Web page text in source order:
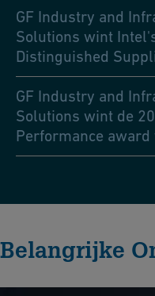
GF Industry and
Solutions wint
Distinguished
GF Industry and
Solutions wint de
Performance award
Belangrijke